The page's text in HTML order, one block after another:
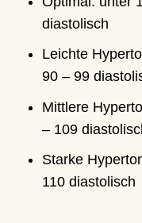
diastolisch
Leichte
90 – 99
Mittlere
– 109
Starke
110 diastolisch